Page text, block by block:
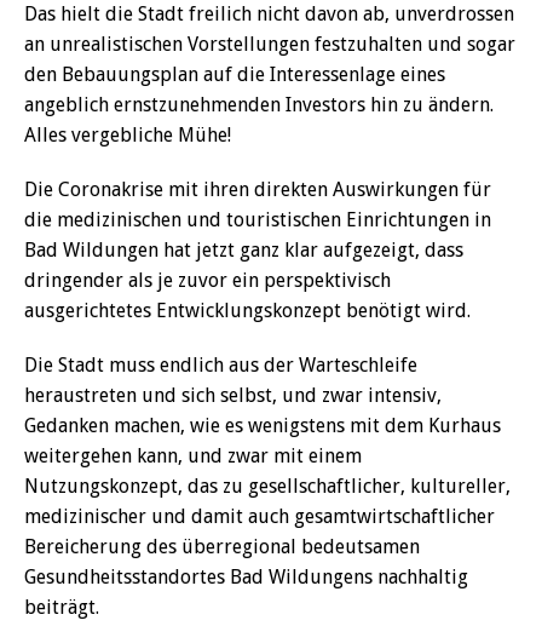
Das hielt die Stadt freilich nicht davon ab, unverdrossen
an unrealistischen Vorstellungen festzuhalten und sogar
den Bebauungsplan auf die Interessenlage eines
angeblich ernstzunehmenden Investors hin zu ändern.
Alles vergebliche Mühe!
Die Coronakrise mit ihren direkten Auswirkungen für
die medizinischen und touristischen Einrichtungen in
Bad Wildungen hat jetzt ganz klar aufgezeigt, dass
dringender als je zuvor ein perspektivisch
ausgerichtetes Entwicklungskonzept benötigt wird.
Die Stadt muss endlich aus der Warteschleife
heraustreten und sich selbst, und zwar intensiv,
Gedanken machen, wie es wenigstens mit dem Kurhaus
weitergehen kann, und zwar mit einem
Nutzungskonzept, das zu gesellschaftlicher, kultureller,
medizinischer und damit auch gesamtwirtschaftlicher
Bereicherung des überregional bedeutsamen
Gesundheitsstandortes Bad Wildungens nachhaltig
beiträgt.